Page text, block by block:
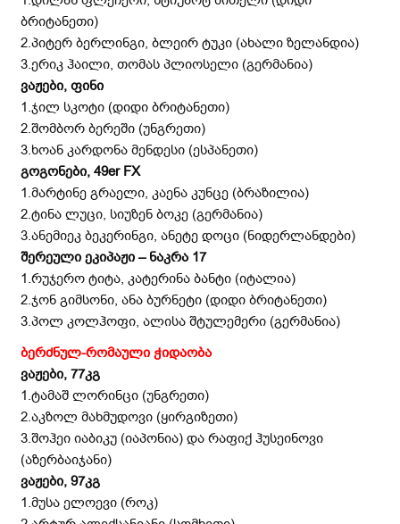
ბრიტანეთი)
2.პიტერ ბერლინგი, ბლეირ ტუკი (ახალი ზელანდია)
3.ერიკ ჰაილი, თომას პლიოსელი (გერმანია)
ვაჟები, ფინი
1.ჯილ სკოტი (დიდი ბრიტანეთი)
2.შომბორ ბერეში (უნგრეთი)
3.ხოან კარდონა მენდესი (ესპანეთი)
გოგონები, 49er FX
1.მარტინე გრაელი, კაენა კუნცე (ბრაზილია)
2.ტინა ლუცი, სიუზენ ბოკე (გერმანია)
3.ანემიეკ ბეკერინგი, ანეტე დოცი (ნიდერლანდები)
შერეული ეკიპაჟი – ნაკრა 17
1.რუჯერო ტიტა, კატერინა ბანტი (იტალია)
2.ჯონ გიმსონი, ანა ბურნეტი (დიდი ბრიტანეთი)
3.პოლ კოლჰოფი, ალისა შტულემერი (გერმანია)
ბერძნულ-რომაული ჭიდაობა
ვაჟები, 77კგ
1.ტამაშ ლორინცი (უნგრეთი)
2.აკზოლ მახმუდოვი (ყირგიზეთი)
3.შოჰეი იაბიკუ (იაპონია) და რაფიქ ჰუსეინოვი
(აზერბაიჯანი)
ვაჟები, 97კგ
1.მუსა ელოევი (როკ)